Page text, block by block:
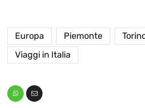
Europa Piemonte
Viaggi in Italia